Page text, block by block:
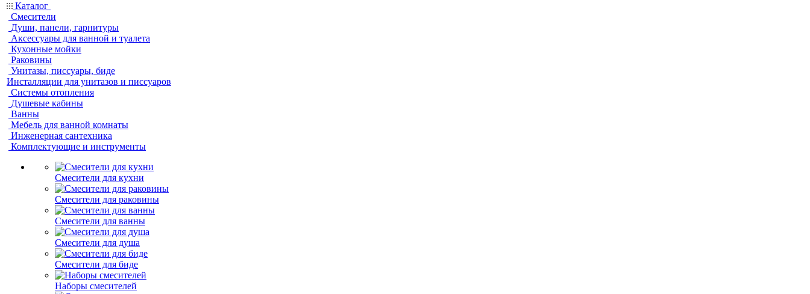
Каталог
Смесители
Души, панели, гарнитуры
Аксессуары для ванной и туалета
Кухонные мойки
Раковины
Унитазы, писсуары, биде
Инсталляции для унитазов и писсуаров
Системы отопления
Душевые кабины
Ванны
Мебель для ванной комнаты
Инженерная сантехника
Комплектующие и инструменты
Смесители для кухни
Смесители для раковины
Смесители для ванны
Смесители для душа
Смесители для биде
Наборы смесителей